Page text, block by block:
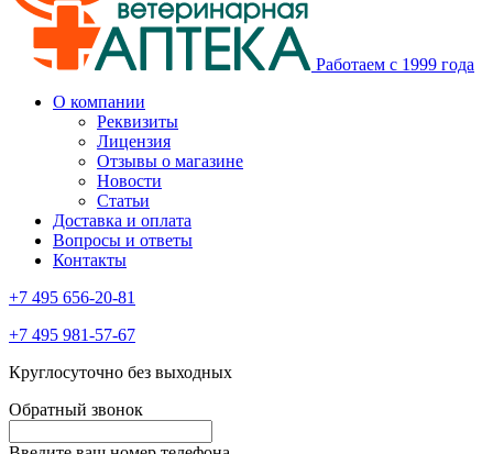
Работаем с 1999 года
О компании
Реквизиты
Лицензия
Отзывы о магазине
Новости
Статьи
Доставка и оплата
Вопросы и ответы
Контакты
+7 495 656-20-81
+7 495 981-57-67
Круглосуточно без выходных
Обратный звонок